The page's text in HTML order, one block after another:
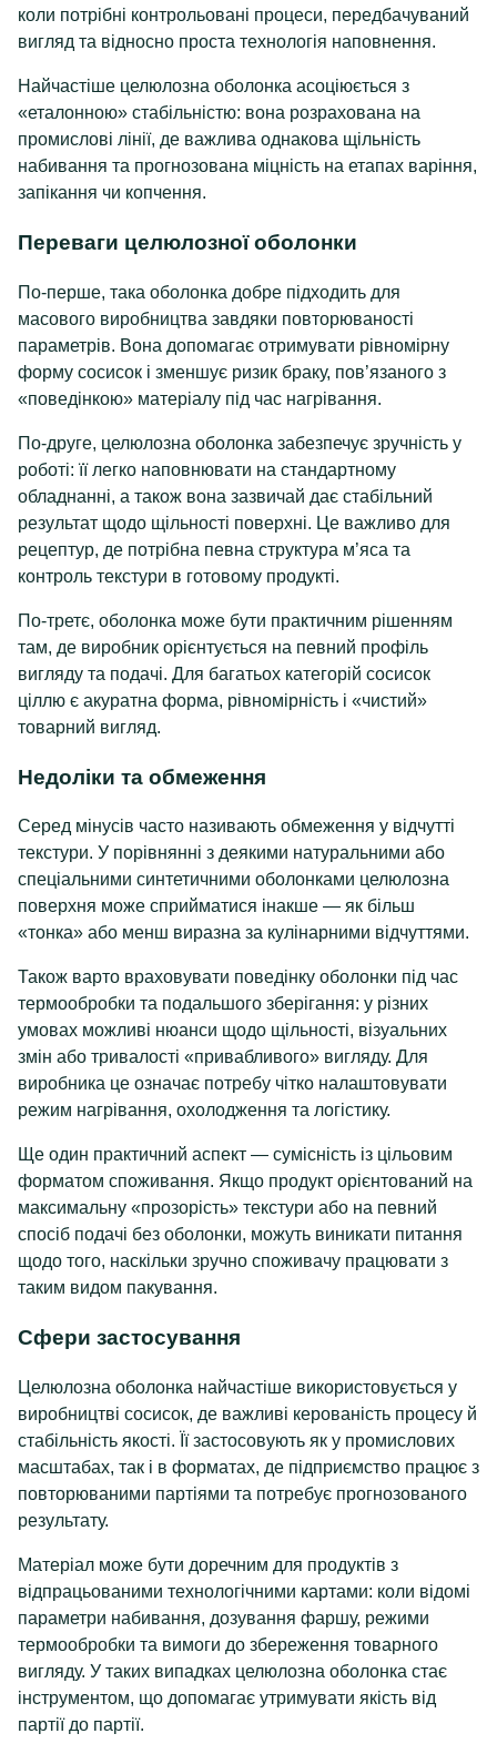
коли потрібні контрольовані процеси, передбачуваний
вигляд та відносно проста технологія наповнення.
Найчастіше целюлозна оболонка асоціюється з
«еталонною» стабільністю: вона розрахована на
промислові лінії, де важлива однакова щільність
набивання та прогнозована міцність на етапах варіння,
запікання чи копчення.
Переваги целюлозної оболонки
По-перше, така оболонка добре підходить для
масового виробництва завдяки повторюваності
параметрів. Вона допомагає отримувати рівномірну
форму сосисок і зменшує ризик браку, пов’язаного з
«поведінкою» матеріалу під час нагрівання.
По-друге, целюлозна оболонка забезпечує зручність у
роботі: її легко наповнювати на стандартному
обладнанні, а також вона зазвичай дає стабільний
результат щодо щільності поверхні. Це важливо для
рецептур, де потрібна певна структура м’яса та
контроль текстури в готовому продукті.
По-третє, оболонка може бути практичним рішенням
там, де виробник орієнтується на певний профіль
вигляду та подачі. Для багатьох категорій сосисок
ціллю є акуратна форма, рівномірність і «чистий»
товарний вигляд.
Недоліки та обмеження
Серед мінусів часто називають обмеження у відчутті
текстури. У порівнянні з деякими натуральними або
спеціальними синтетичними оболонками целюлозна
поверхня може сприйматися інакше — як більш
«тонка» або менш виразна за кулінарними відчуттями.
Також варто враховувати поведінку оболонки під час
термообробки та подальшого зберігання: у різних
умовах можливі нюанси щодо щільності, візуальних
змін або тривалості «привабливого» вигляду. Для
виробника це означає потребу чітко налаштовувати
режим нагрівання, охолодження та логістику.
Ще один практичний аспект — сумісність із цільовим
форматом споживання. Якщо продукт орієнтований на
максимальну «прозорість» текстури або на певний
спосіб подачі без оболонки, можуть виникати питання
щодо того, наскільки зручно споживачу працювати з
таким видом пакування.
Сфери застосування
Целюлозна оболонка найчастіше використовується у
виробництві сосисок, де важливі керованість процесу й
стабільність якості. Її застосовують як у промислових
масштабах, так і в форматах, де підприємство працює з
повторюваними партіями та потребує прогнозованого
результату.
Матеріал може бути доречним для продуктів з
відпрацьованими технологічними картами: коли відомі
параметри набивання, дозування фаршу, режими
термообробки та вимоги до збереження товарного
вигляду. У таких випадках целюлозна оболонка стає
інструментом, що допомагає утримувати якість від
партії до партії.